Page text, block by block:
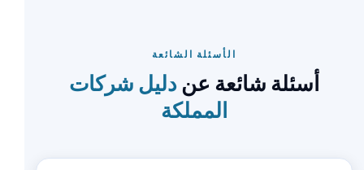
الأسئلة الشائعة
أسئلة شائعة عن دليل شركات
المملكة